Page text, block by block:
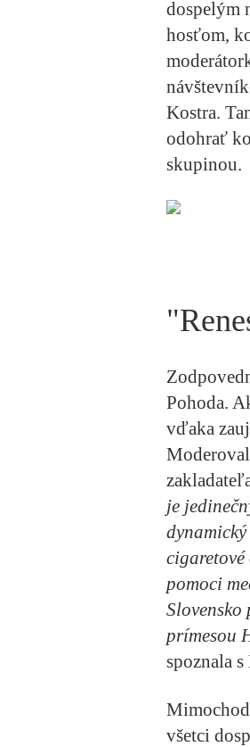
dospelým
hosťom,
Kostra.
odohrať
skupinou.
Pohoda.
vďaka
je
pomoci
Slovensko
prímesou
spoznala
všetci